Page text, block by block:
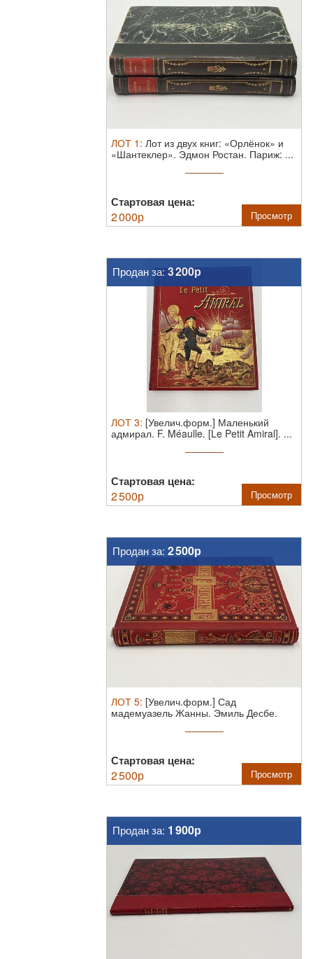
ЛОТ 1 : Лот из двух книг: «Орлёнок» и
«Шантеклер». Эдмон Ростан. Париж: ...
Стартовая цена:
2 000р Просмотр
Продан за: 3 200р
ЛОТ 3: [Увелич.форм.] Маленький
адмирал. F. Méaulle. [Le Petit Amiral]. ...
Стартовая цена:
2 500р Просмотр
Продан за: 2 500р
ЛОТ 5: [Увелич.форм.] Сад
мадемуазель Жанны. Эмиль Десбе.
Стартовая цена:
2 500р Просмотр
Продан за: 1 900р